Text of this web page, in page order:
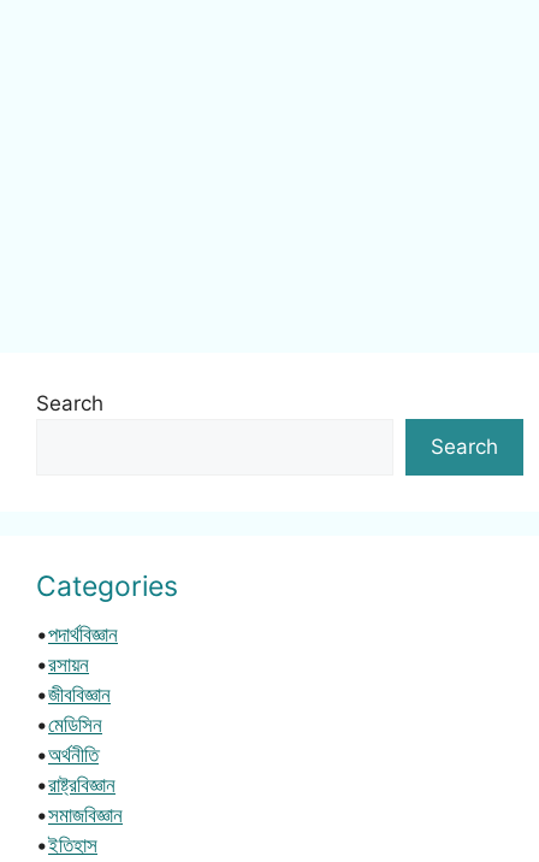
Search
Search
Categories
•পদার্থবিজ্ঞান
•রসায়ন
•জীববিজ্ঞান
•মেডিসিন
•অর্থনীতি
•রাষ্ট্রবিজ্ঞান
•সমাজবিজ্ঞান
•ইতিহাস